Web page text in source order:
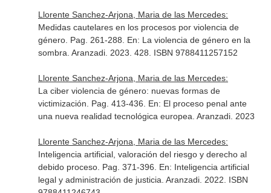
Llorente Sanchez-Arjona, Maria de las Mercedes:
Medidas cautelares en los procesos por violencia de
género. Pag. 261-288. En: La violencia de género en la
sombra . Aranzadi. 2023. 428. ISBN 9788411257152
Llorente Sanchez-Arjona, Maria de las Mercedes:
La ciber violencia de género: nuevas formas de
victimización. Pag. 413-436. En: El proceso penal ante
una nueva realidad tecnológica europea . Aranzadi. 2023
Llorente Sanchez-Arjona, Maria de las Mercedes:
Inteligencia artificial, valoración del riesgo y derecho al
debido proceso. Pag. 371-396. En: Inteligencia artificial
legal y administración de justicia . Aranzadi. 2022. ISBN